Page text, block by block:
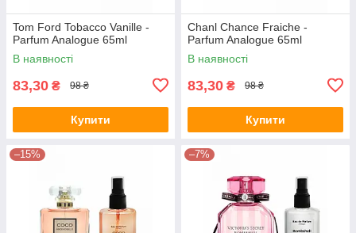
Tom Ford Tobacco Vanille -
Parfum Analogue 65ml
В наявності
83,30 ₴ 98 ₴
Купити
Chanl Chance Fraiche -
Parfum Analogue 65ml
В наявності
83,30 ₴ 98 ₴
Купити
–15% –7%